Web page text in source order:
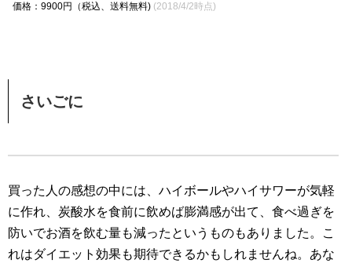
価格：9900円（税込、送料無料) (2018/4/2時点)
さいごに
買った人の感想の中には、ハイボールやハイサワーが気軽
に作れ、炭酸水を食前に飲めば膨満感が出て、食べ過ぎを
防いでお酒を飲む量も減ったというものもありました。こ
れはダイエット効果も期待できるかもしれませんね。あな